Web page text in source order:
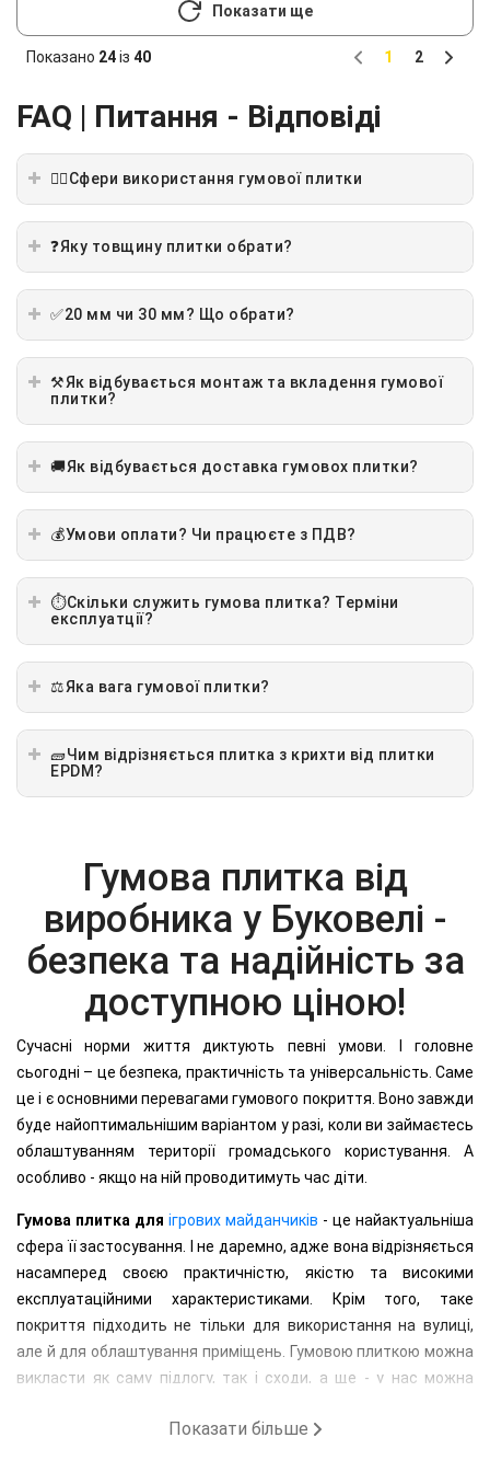
Показати ще
Показано 24із 40
1
2
FAQ | Питання - Відповіді
🏋️‍♂️Сфери використання гумової плитки
❓Яку товщину плитки обрати?
✅20 мм чи 30 мм? Що обрати?
⚒️Як відбувається монтаж та вкладення гумової
плитки?
🚚Як відбувається доставка гумовох плитки?
💰Умови оплати? Чи працюєте з ПДВ?
⏱️Скільки служить гумова плитка? Терміни
експлуатції?
⚖️Яка вага гумової плитки?
🧱Чим відрізняється плитка з крихти від плитки
EPDM?
Гумова плитка від
виробника у Буковелі -
безпека та надійність за
доступною ціною!
Сучасні норми життя диктують певні умови. І головне
сьогодні – це безпека, практичність та універсальність. Саме
це і є основними перевагами гумового покриття. Воно завжди
буде найоптимальнішим варіантом у разі, коли ви займаєтесь
облаштуванням території громадського користування. А
особливо - якщо на ній проводитимуть час діти.
Гумова плитка для ігрових майданчиків - це найактуальніша
сфера її застосування. І не даремно, адже вона відрізняється
насамперед своєю практичністю, якістю та високими
експлуатаційними характеристиками. Крім того, таке
покриття підходить не тільки для використання на вулиці,
але й для облаштування приміщень. Гумовою плиткою можна
викласти як саму підлогу, так і сходи, а ще - у нас можна
чи внутрішнє приміщення) абсолютно ніяк не позначається на
Показати більше